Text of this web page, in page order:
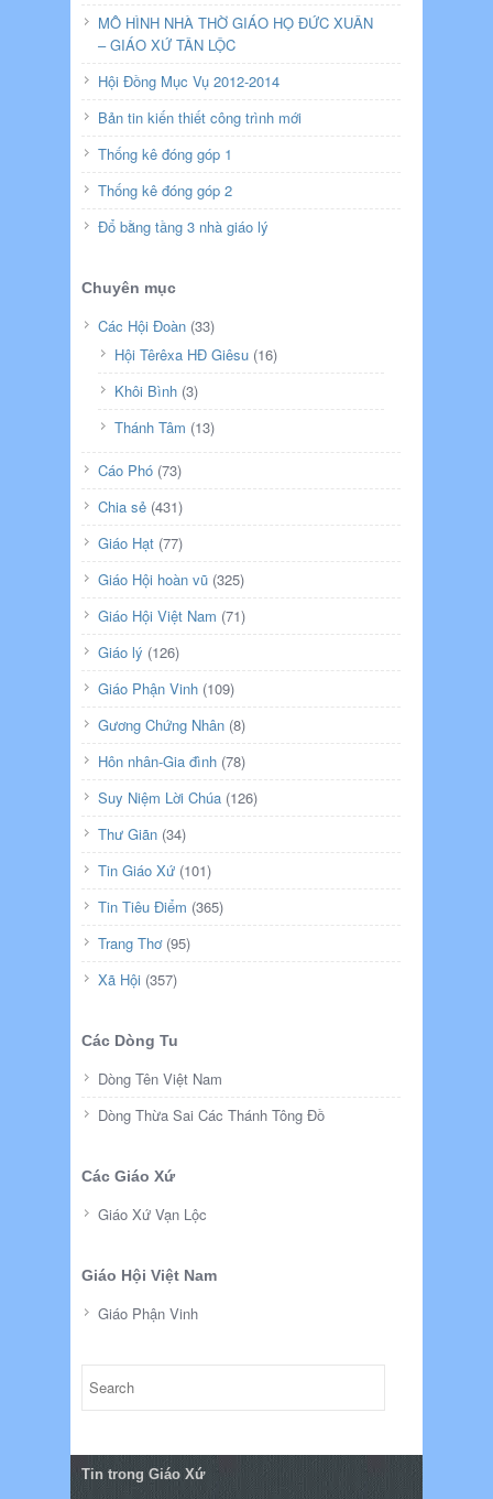
MÔ HÌNH NHÀ THỜ GIÁO HỌ ĐỨC XUÂN
– GIÁO XỨ TÂN LỘC
Hội Đồng Mục Vụ 2012-2014
Bản tin kiến thiết công trình mới
Thống kê đóng góp 1
Thống kê đóng góp 2
Đổ bằng tầng 3 nhà giáo lý
Chuyên mục
Các Hội Đoàn (33)
Hội Têrêxa HĐ Giêsu (16)
Khôi Bình (3)
Thánh Tâm (13)
Cáo Phó (73)
Chia sẻ (431)
Giáo Hạt (77)
Giáo Hội hoàn vũ (325)
Giáo Hội Việt Nam (71)
Giáo lý (126)
Giáo Phận Vinh (109)
Gương Chứng Nhân (8)
Hôn nhân-Gia đình (78)
Suy Niệm Lời Chúa (126)
Thư Giãn (34)
Tin Giáo Xứ (101)
Tin Tiêu Điểm (365)
Trang Thơ(95)
Xã Hội (357)
Các Dòng Tu
Dòng Tên Việt Nam
Dòng Thừa Sai Các Thánh Tông Đồ
Các Giáo Xứ
Giáo Xứ Vạn Lộc
Giáo Hội Việt Nam
Giáo Phận Vinh
Tin trong Giáo Xứ